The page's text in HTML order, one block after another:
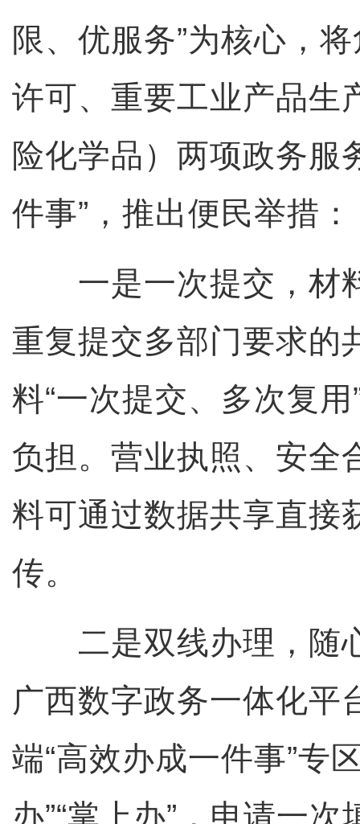
限、优服务”为核心，
许可、重要工业产品
险化学品）两项政务服
件事”，推出便民举措：
一是一次提交，材
重复提交多部门要求的
料“一次提交、多次复
负担。营业执照、安全
料可通过数据共享直接
传。
二是双线办理，随
广西数字政务一体化平
端“高效办成一件事”专
办”“掌上办”，申请一